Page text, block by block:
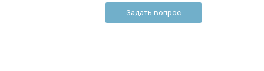
Задать вопрос